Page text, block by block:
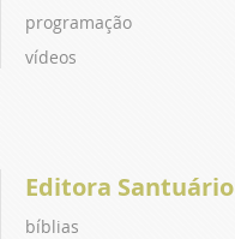
programação
vídeos
Editora Santuário
bíblias